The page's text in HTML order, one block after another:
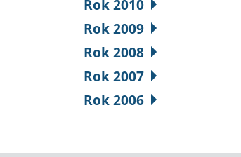
Rok 2010
Rok 2009
Rok 2008
Rok 2007
Rok 2006